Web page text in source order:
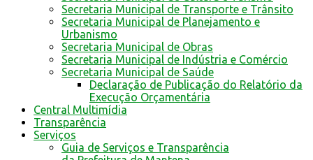
Secretaria Municipal de Transporte e Trânsito
Secretaria Municipal de Planejamento e
Urbanismo
Secretaria Municipal de Obras
Secretaria Municipal de Indústria e Comércio
Secretaria Municipal de Saúde
Declaração de Publicação do Relatório da
Execução Orçamentária
Central Multimídia
Transparência
Serviços
Guia de Serviços e Transparência